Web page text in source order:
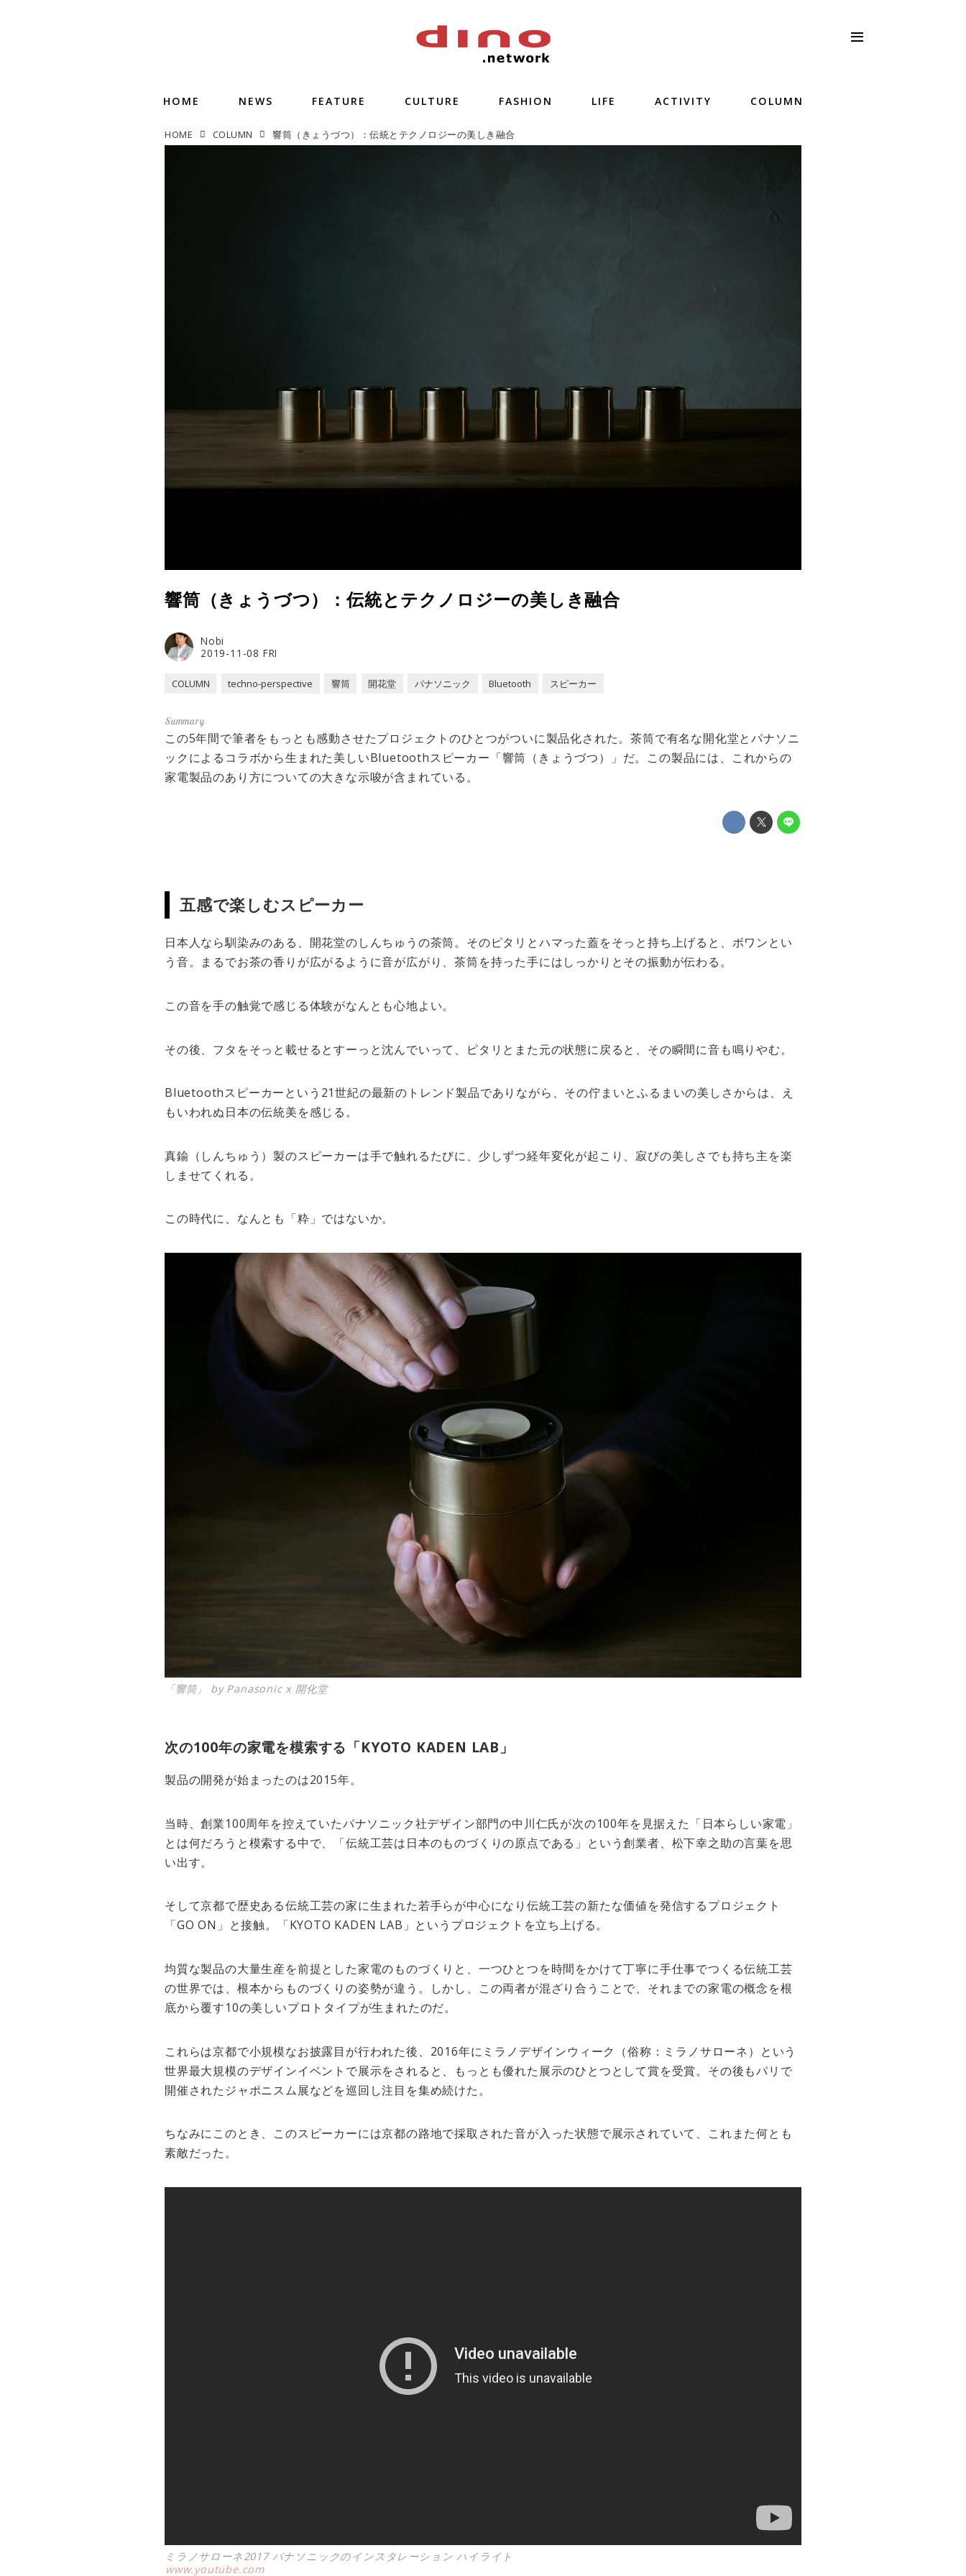
HOME NEWS FEATURE CULTURE FASHION LIFE ACTIVITY COLUMN
HOME COLUMN 響筒（きょうづつ）：伝統とテクノロジーの美しき融合
響筒（きょうづつ）：伝統とテクノロジーの美しき融合
2019-11-08 FRI
Nobi
COLUMN techno-perspective 響筒 開花堂 パナソニック Bluetooth スピーカー
この5年間で筆者をもっとも感動させたプロジェクトのひとつがついに製品化された。茶筒で有名な開化堂とパナソニ
ックによるコラボから生まれた美しいBluetoothスピーカー「響筒（きょうづつ）」だ。この製品には、これからの
家電製品のあり方についての大きな示唆が含まれている。
五感で楽しむスピーカー
日本人なら馴染みのある、開花堂のしんちゅうの茶筒。そのピタリとハマった蓋をそっと持ち上げると、ボワンとい
う音。まるでお茶の香りが広がるように音が広がり、茶筒を持った手にはしっかりとその振動が伝わる。
この音を手の触覚で感じる体験がなんとも心地よい。
その後、フタをそっと載せるとすーっと沈んでいって、ピタリとまた元の状態に戻ると、その瞬間に音も鳴りやむ。
Bluetoothスピーカーという21世紀の最新のトレンド製品でありながら、その佇まいとふるまいの美しさからは、え
もいわれぬ日本の伝統美を感じる。
真鍮（しんちゅう）製のスピーカーは手で触れるたびに、少しずつ経年変化が起こり、寂びの美しさでも持ち主を楽
しませてくれる。
この時代に、なんとも「粋」ではないか。
「響筒」 by Panasonic x 開化堂
次の100年の家電を模索する「KYOTO KADEN LAB」
製品の開発が始まったのは2015年。
当時、創業100周年を控えていたパナソニック社デザイン部門の中川仁氏が次の100年を見据えた「日本らしい家電」
とは何だろうと模索する中で、「伝統工芸は日本のものづくりの原点である」という創業者、松下幸之助の言葉を思
い出す。
そして京都で歴史ある伝統工芸の家に生まれた若手らが中心になり伝統工芸の新たな価値を発信するプロジェクト
「GO ON」と接触。「KYOTO KADEN LAB」というプロジェクトを立ち上げる。
均質な製品の大量生産を前提とした家電のものづくりと、一つひとつを時間をかけて丁寧に手仕事でつくる伝統工芸
の世界では、根本からものづくりの姿勢が違う。しかし、この両者が混ざり合うことで、それまでの家電の概念を根
底から覆す10の美しいプロトタイプが生まれたのだ。
これらは京都で小規模なお披露目が行われた後、2016年にミラノデザインウィーク（俗称：ミラノサローネ）という
世界最大規模のデザインイベントで展示をされると、もっとも優れた展示のひとつとして賞を受賞。その後もパリで
開催されたジャポニスム展などを巡回し注目を集め続けた。
ちなみにこのとき、このスピーカーには京都の路地で採取された音が入った状態で展示されていて、これまた何とも
素敵だった。
ミラノサローネ2017 パナソニックのインスタレーション ハイライト
www.youtube.com